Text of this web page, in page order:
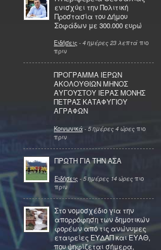
ενισχύει την Πολιτική
Προστασία του Δήμου
Σοφάδων με 300.000 ευρώ
Ειδήσεις - 4 ημέρες 23 λεπτά πιο
πριν
ΠΡΟΓΡΑΜΜΑ ΙΕΡΩΝ
ΑΚΟΛΟΥΘΙΩΝ ΜΗΝΟΣ
ΑΥΓΟΥΣΤΟΥ ΙΕΡΑΣ ΜΟΝΗΣ
ΠΕΤΡΑΣ ΚΑΤΑΦΥΓΙΟΥ
ΑΓΡΑΦΩΝ
Κοινωνικά - 5 ημέρες 4 ώρες πιο
πριν
ΠΡΩΤΗ ΓΙΑ ΤΗΝ ΑΣΑ
Ειδήσεις - 5 ημέρες 14 ώρες πιο
πριν
Στο νομοσχέδιο για την
απορρόφηση των δημοτικών
φορέων από τις ανώνυμες
εταιρείες ΕΥΔΑΠ και ΕΥΑΘ,
που ψηφίζεται σήμερα,